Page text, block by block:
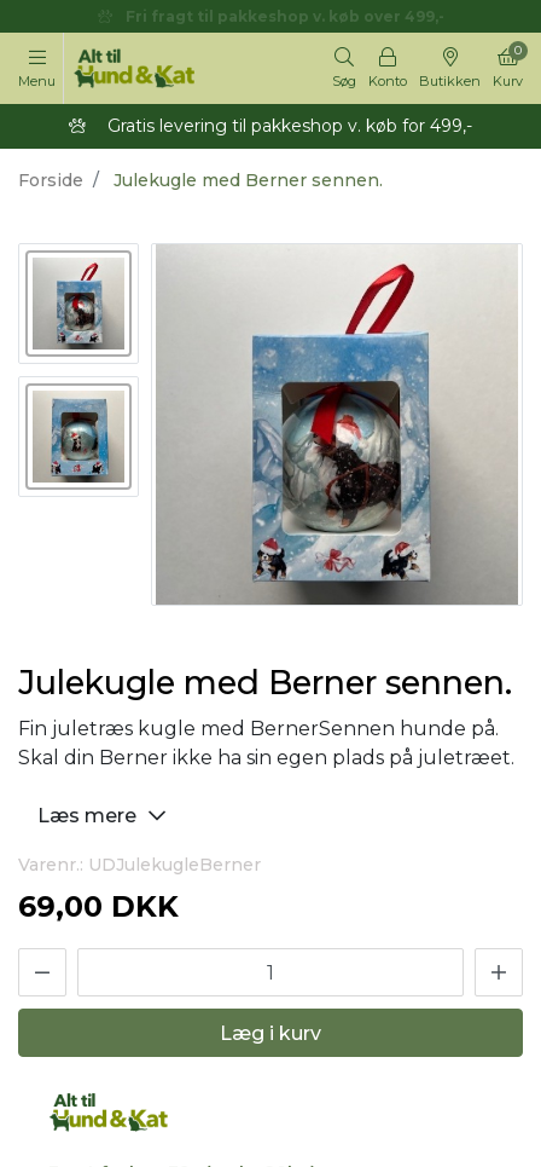
Fri fragt til pakkeshop v. køb over 499,-
Menu Søg Konto Butikken Kurv
0
Gratis levering til pakkeshop v. køb for 499,-
Forside Julekugle med Berner sennen.
Julekugle med Berner sennen.
Fin juletræs kugle med BernerSennen hunde på.
Skal din Berner ikke ha sin egen plads på juletræet.
Læs mere
Varenr.: UDJulekugleBerner
69,00 DKK
Læg i kurv